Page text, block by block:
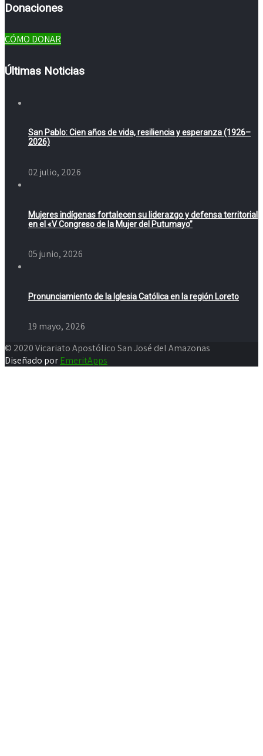
Donaciones
CÓMO DONAR
Últimas Noticias
San Pablo: Cien años de vida, resiliencia y esperanza (1926–
2026)
02 julio, 2026
Mujeres indígenas fortalecen su liderazgo y defensa territorial
en el «V Congreso de la Mujer del Putumayo”
05 junio, 2026
Pronunciamiento de la Iglesia Católica en la región Loreto
19 mayo, 2026
© 2020 Vicariato Apostólico San José del Amazonas
Diseñado por EmeritApps